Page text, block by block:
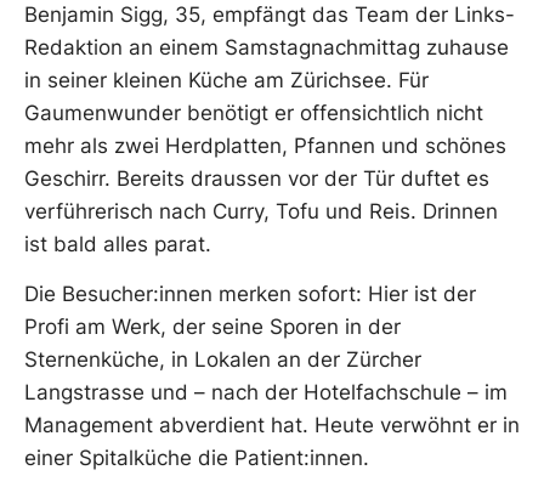
Benjamin Sigg, 35, empfängt das Team der Links-
Redaktion an einem Samstagnachmittag zuhause
in seiner kleinen Küche am Zürichsee. Für
Gaumenwunder benötigt er offensichtlich nicht
mehr als zwei Herdplatten, Pfannen und schönes
Geschirr. Bereits draussen vor der Tür duftet es
verführerisch nach Curry, Tofu und Reis. Drinnen
ist bald alles parat.
Die Besucher:innen merken sofort: Hier ist der
Profi am Werk, der seine Sporen in der
Sternenküche, in Lokalen an der Zürcher
Langstrasse und – nach der Hotelfachschule – im
Management abverdient hat. Heute verwöhnt er in
einer Spitalküche die Patient:innen.